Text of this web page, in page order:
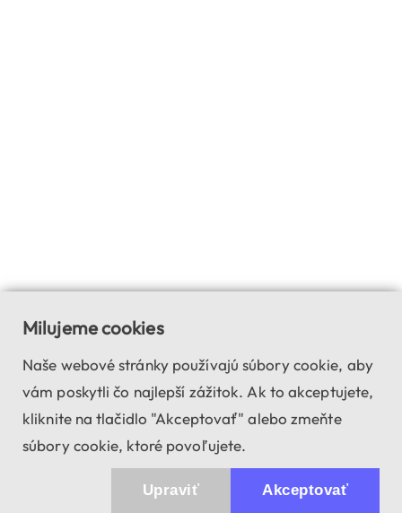
Milujeme cookies
Naše webové stránky používajú súbory cookie, aby
vám poskytli čo najlepší zážitok. Ak to akceptujete,
kliknite na tlačidlo "Akceptovať" alebo zmeňte
súbory cookie, ktoré povoľujete.
Akceptovať
Upraviť